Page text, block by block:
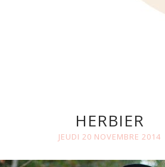
HERBIER
JEUDI 20 NOVEMBRE 2014